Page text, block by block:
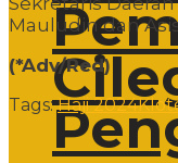
Mauludin dan
(*Adv/Red)
Tags: Haji 2024